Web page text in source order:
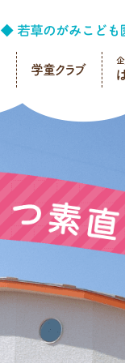
学童クラブ